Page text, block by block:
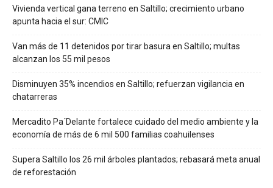
Vivienda vertical gana terreno en Saltillo; crecimiento urbano
apunta hacia el sur: CMIC
Van más de 11 detenidos por tirar basura en Saltillo; multas
alcanzan los 55 mil pesos
Disminuyen 35% incendios en Saltillo; refuerzan vigilancia en
chatarreras
Mercadito Pa´Delante fortalece cuidado del medio ambiente y la
economía de más de 6 mil 500 familias coahuilenses
Supera Saltillo los 26 mil árboles plantados; rebasará meta anual
de reforestación